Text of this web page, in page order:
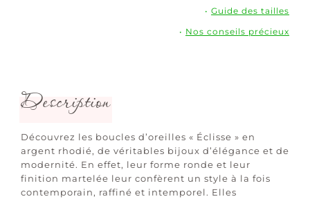
•Guide des tailles
• Nos conseils précieux
Description
Découvrez les boucles d’oreilles « Éclisse » en
argent rhodié, de véritables bijoux d’élégance et de
modernité. En effet, leur forme ronde et leur
finition martelée leur confèrent un style à la fois
contemporain, raffiné et intemporel. Elles